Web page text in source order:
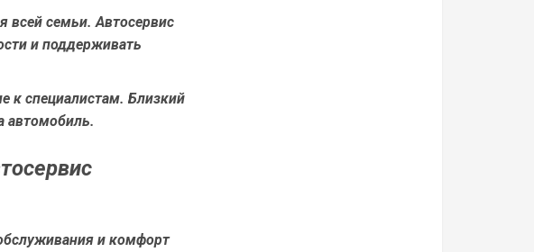
всей семьи. Автосервис
и поддерживать
к специалистам. Близкий
автомобиль.
и комфорт